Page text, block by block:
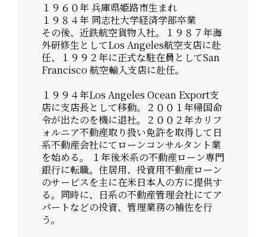
１９６０年 兵庫県姫路市⽣まれ
１９８４年 同志社⼤学経済学部卒業
その後、近鉄航空貨物⼊社。１９８７年海
外研修⽣としてLos Angeles航空⽀店に赴
任、１９９２年に正式な駐在員としてSan
Francisco 航空輸⼊⽀店に赴任。
１９９４年Los Angeles Ocean Export⽀
店に⽀店⻑として移動。２００１年帰国命
令が出たのを機に退社。２００２年カリフ
ォルニア不動産取り扱い免許を取得して⽇
系不動産会社にてローンコンサルタント業
を始める。 １年後⽶系の不動産ローン専⾨
銀⾏に転職。住居⽤、投資⽤不動産ローン
のサービスを主に在⽶⽇本⼈の⽅に提供す
る。同時に、⽇系の不動産管理会社にてア
パートなどの投資、管理業務の補佐を⾏
う。